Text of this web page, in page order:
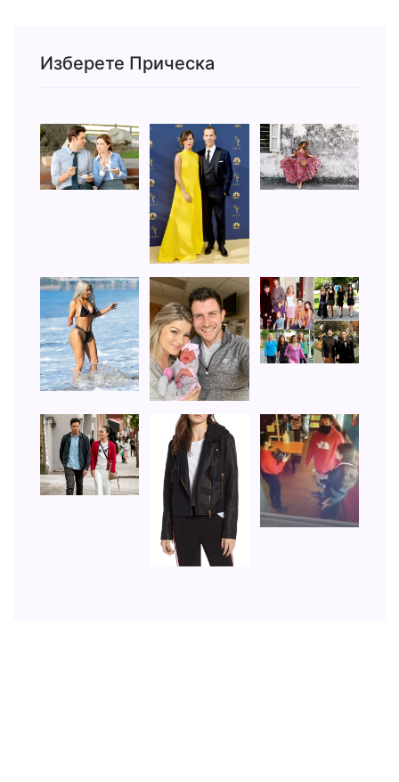
Изберете Прическа